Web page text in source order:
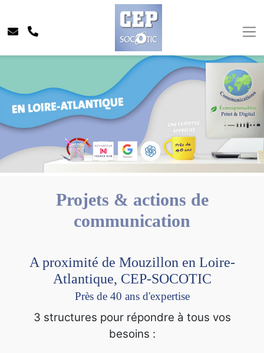
Projets & actions de
communication
A proximité de Mouzillon en Loire-
Atlantique, CEP-SOCOTIC
Près de 40 ans d'expertise
3 structures pour répondre à tous vos
besoins :